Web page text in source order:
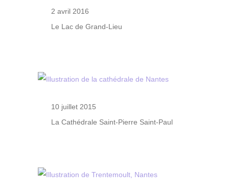
2 avril 2016
Le Lac de Grand-Lieu
10 juillet 2015
La Cathédrale Saint-Pierre Saint-Paul